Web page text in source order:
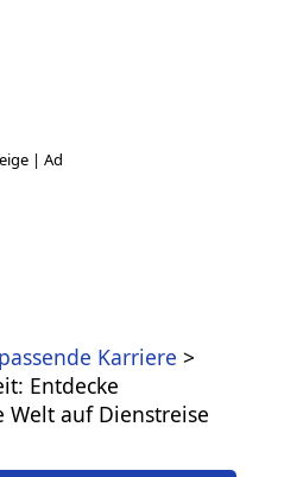
Karriere
Entdecke
auf Dienstreise